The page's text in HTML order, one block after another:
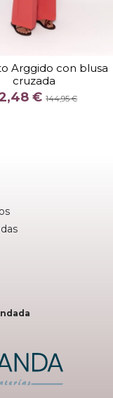
Arggido con blusa
cruzada
€144,95 €
COLOR
FUCSIA